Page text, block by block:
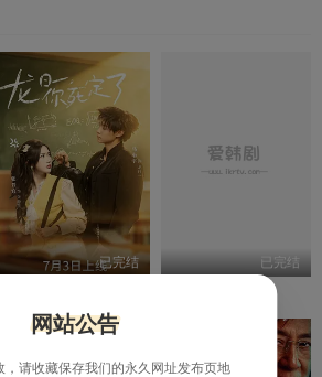
已完结 已完结
网站公告
，请收藏保存我们的永久网址发布页地